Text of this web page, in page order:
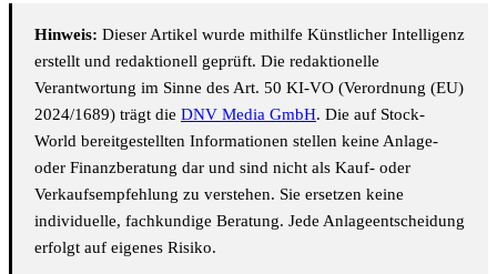
Hinweis: Dieser Artikel wurde mithilfe Künstlicher Intelligenz
erstellt und redaktionell geprüft. Die redaktionelle
Verantwortung im Sinne des Art. 50 KI-VO (Verordnung (EU)
2024/1689) trägt die DNV Media GmbH. Die auf Stock-
World bereitgestellten Informationen stellen keine Anlage-
oder Finanzberatung dar und sind nicht als Kauf- oder
Verkaufsempfehlung zu verstehen. Sie ersetzen keine
individuelle, fachkundige Beratung. Jede Anlageentscheidung
erfolgt auf eigenes Risiko.